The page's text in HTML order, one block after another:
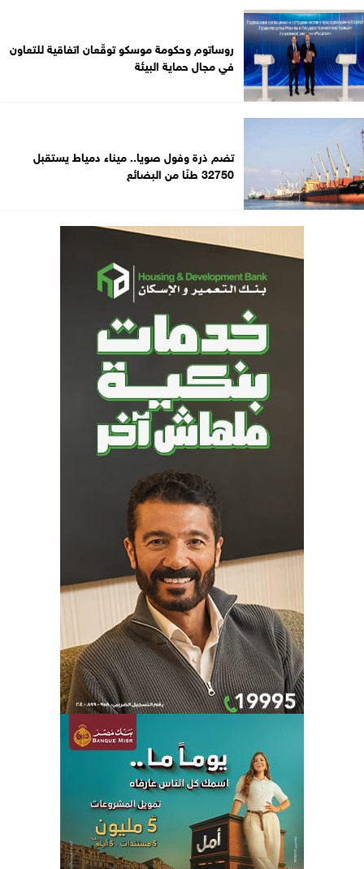
روساتوم وحكومة موسكو توقّعان اتفاقية للتعاون
في مجال حماية البيئة
تضم ذرة وفول صويا.. ميناء دمياط يستقبل
32750 طنًا من البضائع